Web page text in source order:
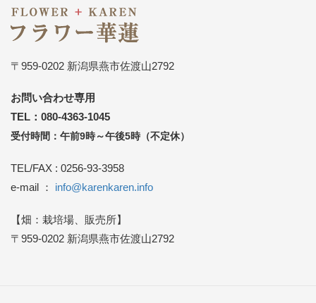
〒959-0202 新潟県燕市佐渡山2792
お問い合わせ専用
TEL：080-4363-1045
受付時間：午前9時～午後5時（不定休）
TEL/FAX : 0256-93-3958
e-mail ： info@karenkaren.info
【畑：栽培場、販売所】
〒959-0202 新潟県燕市佐渡山2792